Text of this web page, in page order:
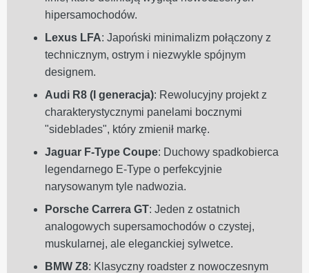
hipersamochodów.
Lexus LFA: Japoński minimalizm połączony z
technicznym, ostrym i niezwykle spójnym
designem.
Audi R8 (I generacja): Rewolucyjny projekt z
charakterystycznymi panelami bocznymi
"sideblades", który zmienił markę.
Jaguar F-Type Coupe: Duchowy spadkobierca
legendarnego E-Type o perfekcyjnie
narysowanym tyle nadwozia.
Porsche Carrera GT: Jeden z ostatnich
analogowych supersamochodów o czystej,
muskularnej, ale eleganckiej sylwetce.
BMW Z8: Klasyczny roadster z nowoczesnym